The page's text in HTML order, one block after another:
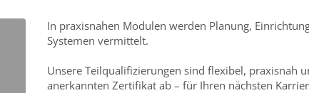
In praxisnahen Modulen werden Planung,
Systemen vermittelt.
Unsere Teilqualifizierungen sind flexibel, praxisnah
anerkannten Zertifikat ab – für Ihren nächsten